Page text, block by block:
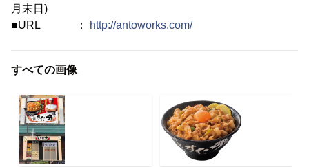
月末日)
■URL ：
http://antoworks.com/
すべての画像